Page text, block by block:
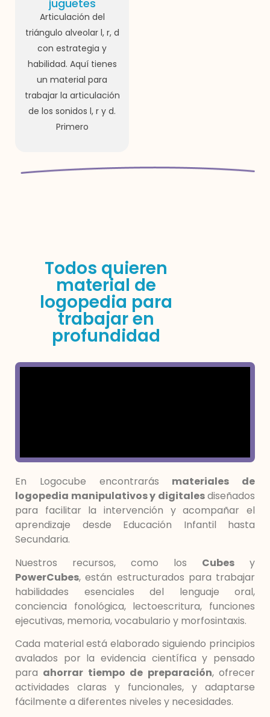
juguetes
Articulación del
triángulo alveolar l, r, d
con estrategia y
habilidad. Aquí tienes
un material para
trabajar la articulación
de los sonidos l, r y d.
Primero
Todos quieren
material de
logopedia para
trabajar en
profundidad
En Logocube encontrarás materiales de
logopedia manipulativos y digitalesdiseñados
para facilitar la intervención y acompañar el
aprendizaje desde Educación Infantil hasta
Secundaria.
Nuestros recursos, como los Cubes y
PowerCubes, están estructurados para trabajar
habilidades esenciales del lenguaje oral,
conciencia fonológica, lectoescritura, funciones
ejecutivas, memoria, vocabulario y morfosintaxis.
Cada material está elaborado siguiendo principios
avalados por la evidencia científica y pensado
para ahorrar tiempo de preparación, ofrecer
actividades claras y funcionales, y adaptarse
fácilmente a diferentes niveles y necesidades.